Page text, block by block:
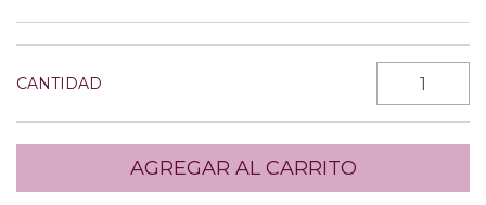
CANTIDAD